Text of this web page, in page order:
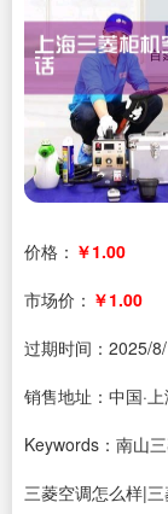
价格： ￥1.00
市场价： ￥1.00
过期时间： 2025/
销售地址：中国·
Keywords：南山
三菱空调怎么样|